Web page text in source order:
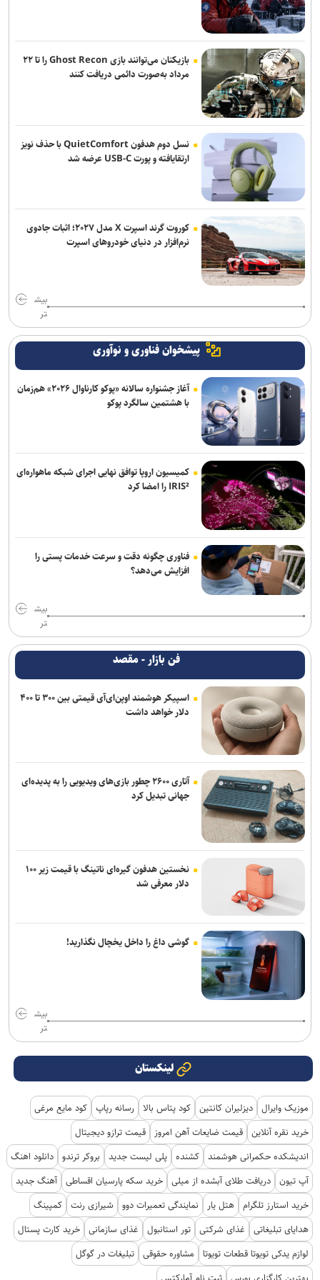
برگزاری مراسم عزاداری پنج شب پایانی ماه صفر در میدان ونک
صالحی: خبرنگاران در سخت‌ترین شرایط کنار ملت ایران ایستادند
از صناعات خمس تا نقد صورت‌گرایی؛ وقتی منطق از «تشخیص» فاصله
می‌گیرد
از مأموریت استانی تا اجرای مدل تأمین مالی خرد زنان در خوزستان
بازیکنان می‌توانند بازی Ghost Recon را تا ۲۲
مرداد به‌صورت دائمی دریافت کنند
نسل دوم هدفون QuietComfort با حذف نویز
ارتقایافته و پورت USB-C عرضه شد
کوروت گرند اسپرت X مدل ۲۰۲۷؛ اثبات جادوی
نرم‌افزار در دنیای خودروهای اسپرت
بیش
تر
پیشخوان فناوری و نوآوری
آغاز جشنواره سالانه «پوکو کارناوال ۲۰۲۶» هم‌زمان
با هشتمین سالگرد پوکو
کمیسیون اروپا توافق نهایی اجرای شبکه ماهواره‌ای
IRIS² را امضا کرد
فناوری چگونه دقت و سرعت خدمات پستی را
افزایش می‌دهد؟
بیش
تر
فن بازار - مقصد
اسپیکر هوشمند اوپن‌ای‌آی قیمتی بین ۳۰۰ تا ۴۰۰
دلار خواهد داشت
آتاری ۲۶۰۰ چطور بازی‌های ویدیویی را به پدیده‌ای
جهانی تبدیل کرد
نخستین هدفون گیره‌ای ناتینگ با قیمت زیر ۱۰۰
دلار معرفی شد
گوشی داغ را داخل یخچال نگذارید!
بیش
تر
لینکستان
موزیک وایرال دیزلیران کانتین کود پتاس بالا رسانه رپاپ کود مایع مرغی
خرید نقره آنلاین قیمت ضایعات آهن امروز
قیمت ترازو دیجیتال
اندیشکده حکمرانی هوشمند کشنده پلی لیست جدید بروکر ترندو دانلود اهنگ
آپ تیون دریافت طلای آبشده از میلی خرید سکه پارسیان اقساطی آهنگ جدید
خرید استارز تلگرام هتل یار نمایندگی تعمیرات دوو شیرازی رنت کمپینگ
هدایای تبلیغاتی
غذای شرکتی تور استانبول غذای سازمانی خرید کارت پستال
لوازم یدکی تویوتا قطعات تویوتا
مشاوره حقوقی تبلیغات در گوگل